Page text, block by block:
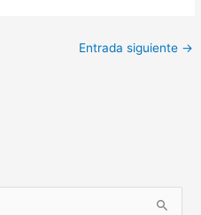
Entrada siguiente →